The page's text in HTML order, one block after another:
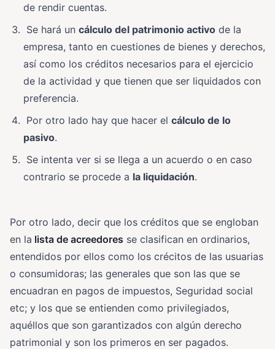
de rendir cuentas.
Se hará un cálculo del patrimonio activo de la
empresa, tanto en cuestiones de bienes y derechos,
así como los créditos necesarios para el ejercicio
de la actividad y que tienen que ser liquidados con
preferencia.
Por otro lado hay que hacer el cálculo de lo
pasivo.
Se intenta ver si se llega a un acuerdo o en caso
contrario se procede a la liquidación.
Por otro lado, decir que los créditos que se engloban
en la lista de acreedores se clasifican en ordinarios,
entendidos por ellos como los crécitos de las usuarias
o consumidoras; las generales que son las que se
encuadran en pagos de impuestos, Seguridad social
etc; y los que se entienden como privilegiados,
aquéllos que son garantizados con algún derecho
patrimonial y son los primeros en ser pagados.